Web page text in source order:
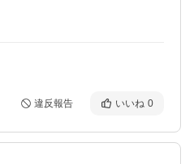
違反報告 いいね 0